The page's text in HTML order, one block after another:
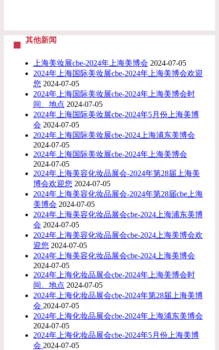
其他新闻
​上海美妆展cbe-2024年上海美博会 2024-07-05
2024年上海国际美妆展cbe-2024年上海美博会欢迎
您 2024-07-05
2024年上海国际美妆展cbe-2024年上海美博会时
间、地点 2024-07-05
2024年上海国际美妆展cbe-2024年5月份上海美博
会 2024-07-05
2024年上海国际美妆展cbe-2024上海浦东美博会
2024-07-05
2024年上海国际美妆展cbe-2024年上海美博会
2024-07-05
2024年上海美容化妆品展会-2024年第28届上海美
博会欢迎您 2024-07-05
2024年上海美容化妆品展会-2024年第28届cbe上海
美博会 2024-07-05
2024年上海美容化妆品展会cbe-2024上海浦东美博
会 2024-07-05
2024年上海美容化妆品展会cbe-2024上海美博会欢
迎您 2024-07-05
2024年上海美容化妆品展会cbe-2024上海美博会
2024-07-05
2024年上海化妆品展会cbe-2024年上海美博会时
间、地点 2024-07-05
2024年上海化妆品展会cbe-2024年第28届上海美博
会 2024-07-05
2024年上海化妆品展会cbe-2024年上海浦东美博会
2024-07-05
2024年上海化妆品展会cbe-2024年5月份上海美博
会 2024-07-05